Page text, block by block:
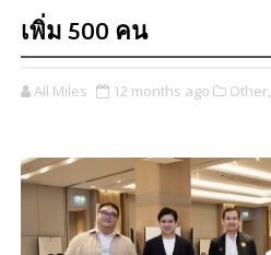
เพิ่ม 500 คน
All Miles 12 months ago Other,